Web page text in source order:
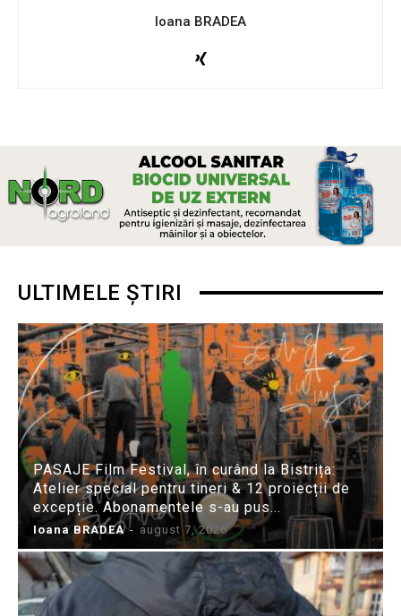
Ioana BRADEA
ULTIMELE ȘTIRI
PASAJE Film Festival, în curând la Bistrița:
Atelier special pentru tineri & 12 proiecții de
excepție. Abonamentele s-au pus...
Ioana BRADEA - august 7, 2026